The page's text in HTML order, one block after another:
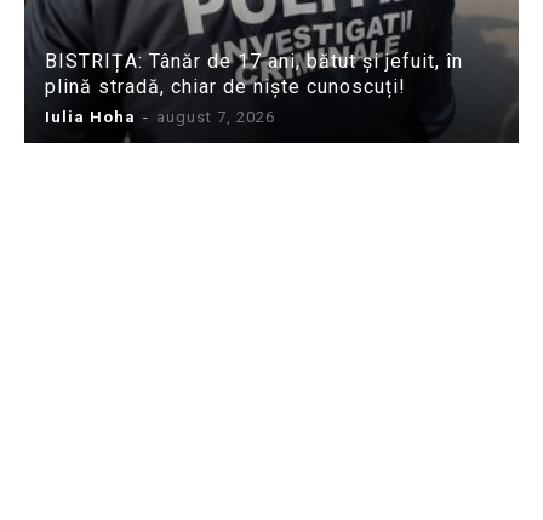
BISTRIȚA: Tânăr de 17 ani, bătut și jefuit, în
plină stradă, chiar de niște cunoscuți!
Iulia Hoha - august 7, 2026